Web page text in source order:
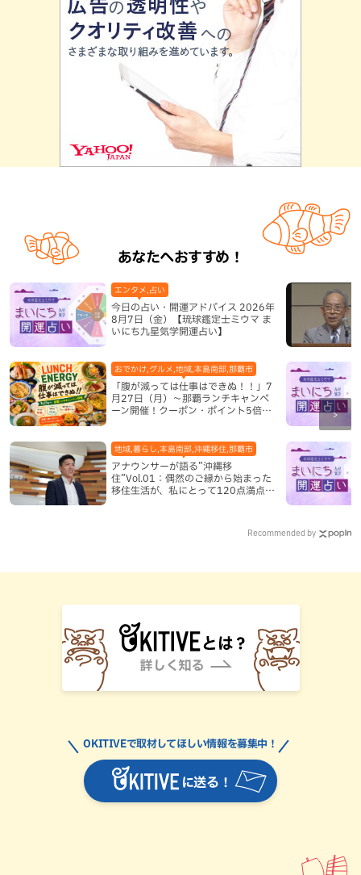
あなたへおすすめ！
今日の占い・開運アドバイス 2026年
8月7日（金）【琉球鑑定士ミウマ ま
いにち九星気学開運占い】
エンタメ,占い
「腹が減っては仕事はできぬ！！」7
月27日（月）〜那覇ランチキャンペ
ーン開催！クーポン・ポイント5倍・
おでかけ,グルメ,地域,本島南部,那覇市
アナウンサーが語る”沖縄移
住”Vol.01：偶然のご縁から始まった
移住生活が、私にとって120点満点に
地域,暮らし,本島南部,沖縄移住,那覇市
Recommended by
に送る！
OKITIVEで取材してほしい情報を募集中！